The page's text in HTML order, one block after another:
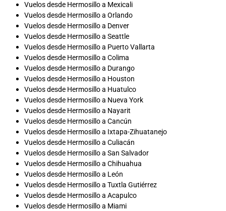
Vuelos desde Hermosillo a Mexicali
Vuelos desde Hermosillo a Orlando
Vuelos desde Hermosillo a Denver
Vuelos desde Hermosillo a Seattle
Vuelos desde Hermosillo a Puerto Vallarta
Vuelos desde Hermosillo a Colima
Vuelos desde Hermosillo a Durango
Vuelos desde Hermosillo a Houston
Vuelos desde Hermosillo a Huatulco
Vuelos desde Hermosillo a Nueva York
Vuelos desde Hermosillo a Nayarit
Vuelos desde Hermosillo a Cancún
Vuelos desde Hermosillo a Ixtapa-Zihuatanejo
Vuelos desde Hermosillo a Culiacán
Vuelos desde Hermosillo a San Salvador
Vuelos desde Hermosillo a Chihuahua
Vuelos desde Hermosillo a León
Vuelos desde Hermosillo a Tuxtla Gutiérrez
Vuelos desde Hermosillo a Acapulco
Vuelos desde Hermosillo a Miami